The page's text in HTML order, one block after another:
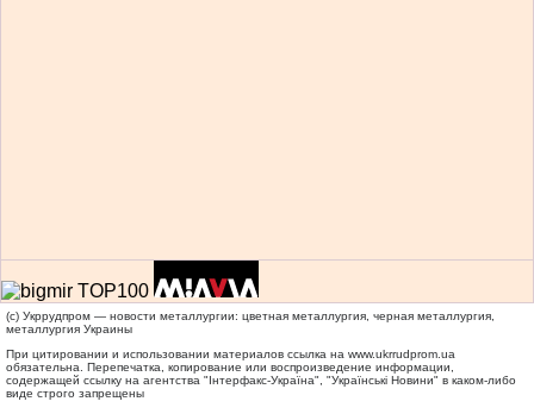
(c) Укррудпром — новости металлургии: цветная металлургия, черная металлургия,
металлургия Украины
При цитировании и использовании материалов ссылка на www.ukrrudprom.ua
обязательна. Перепечатка, копирование или воспроизведение информации,
содержащей ссылку на агентства "Iнтерфакс-Україна", "Українськi Новини" в каком-либо
виде строго запрещены